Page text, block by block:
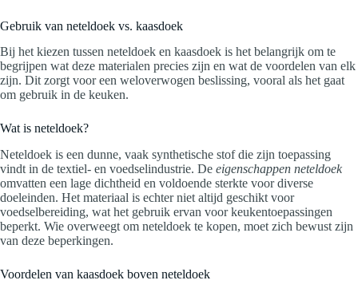
Gebruik van neteldoek vs. kaasdoek
Bij het kiezen tussen neteldoek en kaasdoek is het belangrijk om te
begrijpen wat deze materialen precies zijn en wat de voordelen van elk
zijn. Dit zorgt voor een weloverwogen beslissing, vooral als het gaat
om gebruik in de keuken.
Wat is neteldoek?
Neteldoek is een dunne, vaak synthetische stof die zijn toepassing
vindt in de textiel- en voedselindustrie. De eigenschappen neteldoek
omvatten een lage dichtheid en voldoende sterkte voor diverse
doeleinden. Het materiaal is echter niet altijd geschikt voor
voedselbereiding, wat het gebruik ervan voor keukentoepassingen
beperkt. Wie overweegt om neteldoek te kopen, moet zich bewust zijn
van deze beperkingen.
Voordelen van kaasdoek boven neteldoek